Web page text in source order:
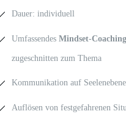
Dauer: individuell
Umfassendes Mindset-Coaching
zugeschnitten zum Thema
Kommunikation auf Seelenebene
Auflösen von festgefahrenen